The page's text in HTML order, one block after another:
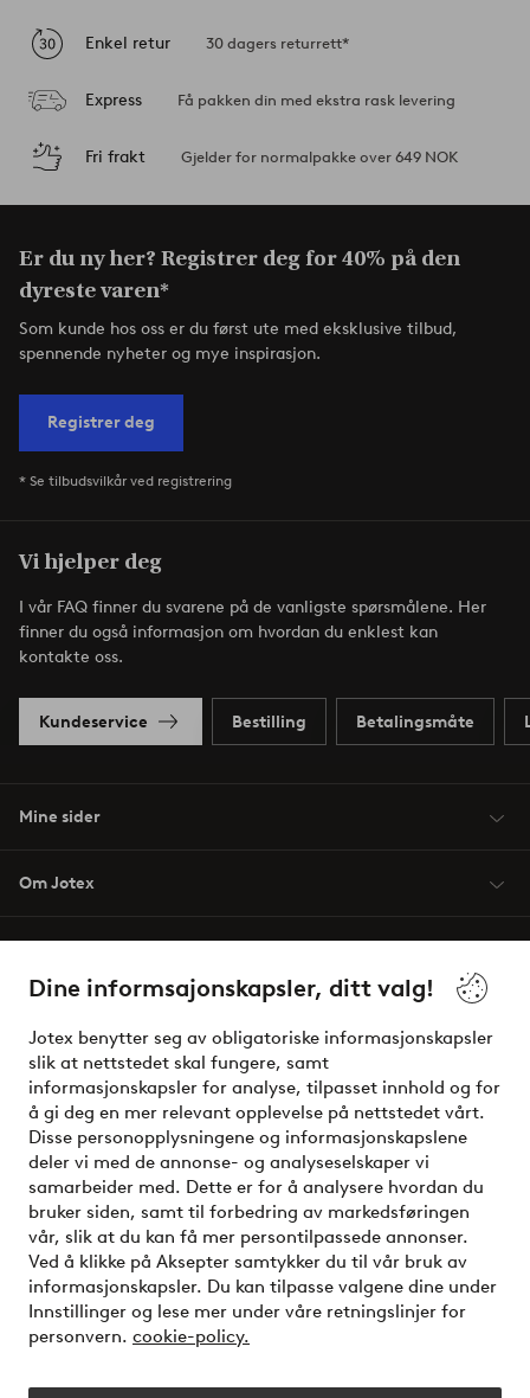
Dine informsajonskapsler, ditt valg!
Jotex benytter seg av obligatoriske informasjonskapsler
slik at nettstedet skal fungere, samt
informasjonskapsler for analyse, tilpasset innhold og for
å gi deg en mer relevant opplevelse på nettstedet vårt.
Disse personopplysningene og informasjonskapslene
deler vi med de annonse- og analyseselskaper vi
samarbeider med. Dette er for å analysere hvordan du
bruker siden, samt til forbedring av markedsføringen
vår, slik at du kan få mer persontilpassede annonser.
Ved å klikke på Aksepter samtykker du til vår bruk av
informasjonskapsler. Du kan tilpasse valgene dine under
Innstillinger og lese mer under våre retningslinjer for
personvern. cookie-policy.
Enkel retur 30 dagers returrett*
Express Få pakken din med ekstra rask levering
Fri frakt Gjelder for normalpakke over 649 NOK
Er du ny her? Registrer deg for 40% på den
dyreste varen*
Som kunde hos oss er du først ute med eksklusive tilbud,
spennende nyheter og mye inspirasjon.
Registrer deg
* Se tilbudsvilkår ved registrering
Vi hjelper deg
I vår FAQ finner du svarene på de vanligste spørsmålene. Her
finner du også informasjon om hvordan du enklest kan
kontakte oss.
Kundeservice Bestilling Betalingsmåte
Mine sider
Om Jotex
Venner
Sikre betalinger - Betal direkte eller del opp
Vil du vite mer om våre betalingsalternativer?
elpy